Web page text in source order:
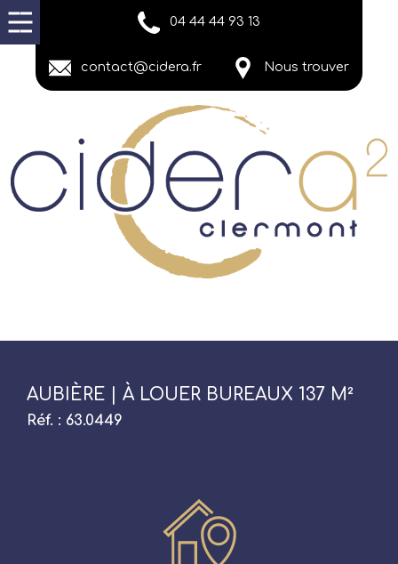
04 44 44 93 13
contact@cidera.fr Nous trouver
AUBIÈRE | À LOUER BUREAUX 137 M²
Réf. : 63.0449